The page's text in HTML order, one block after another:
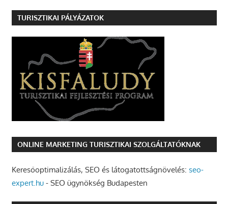
TURISZTIKAI PÁLYÁZATOK
ONLINE MARKETING TURISZTIKAI SZOLGÁLTATÓKNAK
Keresőoptimalizálás, SEO és látogatottságnövelés: seo-
expert.hu- SEO ügynökség Budapesten